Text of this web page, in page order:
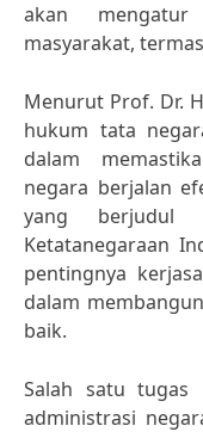
akan
masyarakat,
Menurut Prof. Dr.
hukum tata
dalam
negara berjalan
yang berjudul
Ketatanegaraan
pentingnya
dalam
baik.
Salah satu tugas
administrasi